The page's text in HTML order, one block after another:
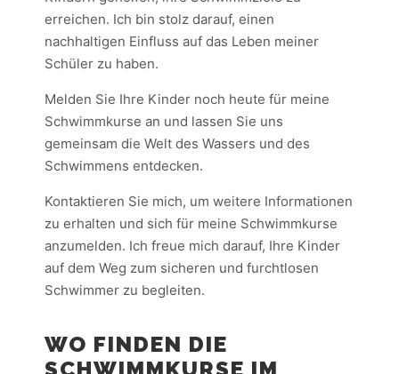
erreichen. Ich bin stolz darauf, einen
nachhaltigen Einfluss auf das Leben meiner
Schüler zu haben.
Melden Sie Ihre Kinder noch heute für meine
Schwimmkurse an und lassen Sie uns
gemeinsam die Welt des Wassers und des
Schwimmens entdecken.
Kontaktieren Sie mich, um weitere Informationen
zu erhalten und sich für meine Schwimmkurse
anzumelden. Ich freue mich darauf, Ihre Kinder
auf dem Weg zum sicheren und furchtlosen
Schwimmer zu begleiten.
WO FINDEN DIE